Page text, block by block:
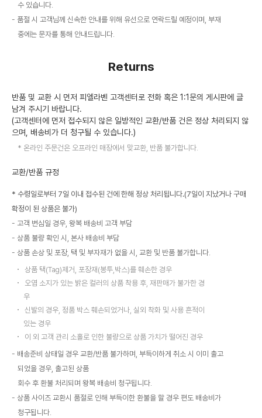
수 있습니다.
품절 시 고객님께 신속한 안내를 위해 유선으로 연락드릴 예정이며, 부재
중에는 문자를 통해 안내드립니다.
Returns
반품 및 교환 시 먼저 피엘라벤 고객센터로 전화 혹은 1:1문의 게시판에 글
남겨 주시기 바랍니다.
(고객센터에 먼저 접수되지 않은 일방적인 교환/반품 건은 정상 처리되지 않
으며, 배송비가 더 청구될 수 있습니다.)
온라인 주문건은 오프라인 매장에서 맞교환, 반품 불가합니다.
교환/반품 규정
* 수령일로부터 7일 이내 접수된 건에 한해 정상 처리됩니다.(7일이 지났거나 구매
확정이 된 상품은 불가)
고객 변심일 경우, 왕복 배송비 고객 부담
상품 불량 확인 시, 본사 배송비 부담
상품 손상 및 포장, 택 및 부자재가 없을 시, 교환 및 반품 불가합니다.
상품 택(Tag)제거, 포장재(봉투,박스)를 훼손한 경우
오염 소지가 있는 밝은 컬러의 상품 착용 후, 재판매가 불가한 경
우
신발의 경우, 정품 박스 훼손되었거나, 실외 착화 및 사용 흔적이
있는 경우
이 외 고객 관리 소홀로 인한 불량으로 상품 가치가 떨어진 경우
배송준비 상태일 경우 교환/반품 불가하며, 부득이하게 취소 시 이미 출고
되었을 경우, 출고된 상품
회수 후 환불 처리되며 왕복 배송비 청구됩니다.
상품 사이즈 교환시 품절로 인해 부득이한 환불을 할 경우 편도 배송비가
청구됩니다.